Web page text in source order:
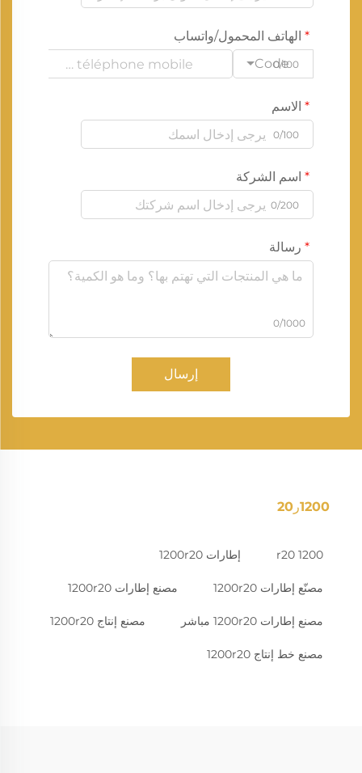
الهاتف المحمول/واتساب
Code
0/100
الاسم
0/100
اسم الشركة
0/200
رسالة
0/1000
إرسال
1200ر20
1200 r20 إطارات 1200r20
مصنّع إطارات 1200r20 مصنع إطارات 1200r20
مصنع إطارات 1200r20 مباشر مصنع إنتاج 1200r20
مصنع خط إنتاج 1200r20